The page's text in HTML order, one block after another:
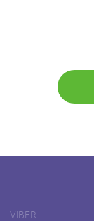
VIBER